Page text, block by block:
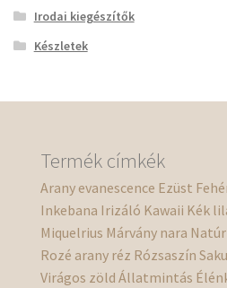
Irodai kiegészítők
Készletek
Termék címkék
Arany evanescence Ezüst
Inkebana Irizáló Kawaii Kék
Miquelrius Márvány nara Natúr
Rozé arany réz Rózsaszín
Virágos zöld Állatmintás